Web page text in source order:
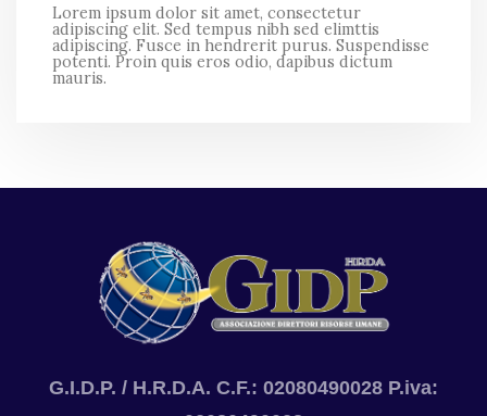
Lorem ipsum dolor sit amet, consectetur
adipiscing elit. Sed tempus nibh sed elimttis
adipiscing. Fusce in hendrerit purus. Suspendisse
potenti. Proin quis eros odio, dapibus dictum
mauris.
G.I.D.P. / H.R.D.A. C.F.: 02080490028 P.iva: